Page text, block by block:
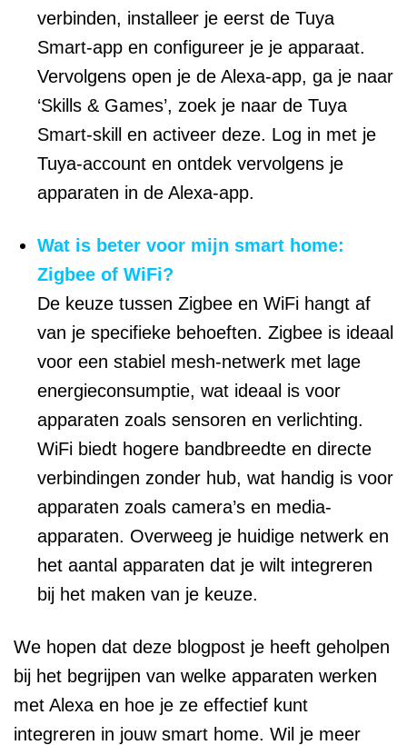
verbinden, installeer je eerst de Tuya
Smart-app en configureer je je apparaat.
Vervolgens open je de Alexa-app, ga je naar
‘Skills & Games’, zoek je naar de Tuya
Smart-skill en activeer deze. Log in met je
Tuya-account en ontdek vervolgens je
apparaten in de Alexa-app.
Wat is beter voor mijn smart home:
Zigbee of WiFi?
De keuze tussen Zigbee en WiFi hangt af
van je specifieke behoeften. Zigbee is ideaal
voor een stabiel mesh-netwerk met lage
energieconsumptie, wat ideaal is voor
apparaten zoals sensoren en verlichting.
WiFi biedt hogere bandbreedte en directe
verbindingen zonder hub, wat handig is voor
apparaten zoals camera’s en media-
apparaten. Overweeg je huidige netwerk en
het aantal apparaten dat je wilt integreren
bij het maken van je keuze.
We hopen dat deze blogpost je heeft geholpen
bij het begrijpen van welke apparaten werken
met Alexa en hoe je ze effectief kunt
integreren in jouw smart home. Wil je meer